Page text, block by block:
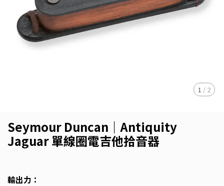
1 / 2
Seymour Duncan｜Antiquity
Jaguar 單線圈電吉他拾音器
輸出力：